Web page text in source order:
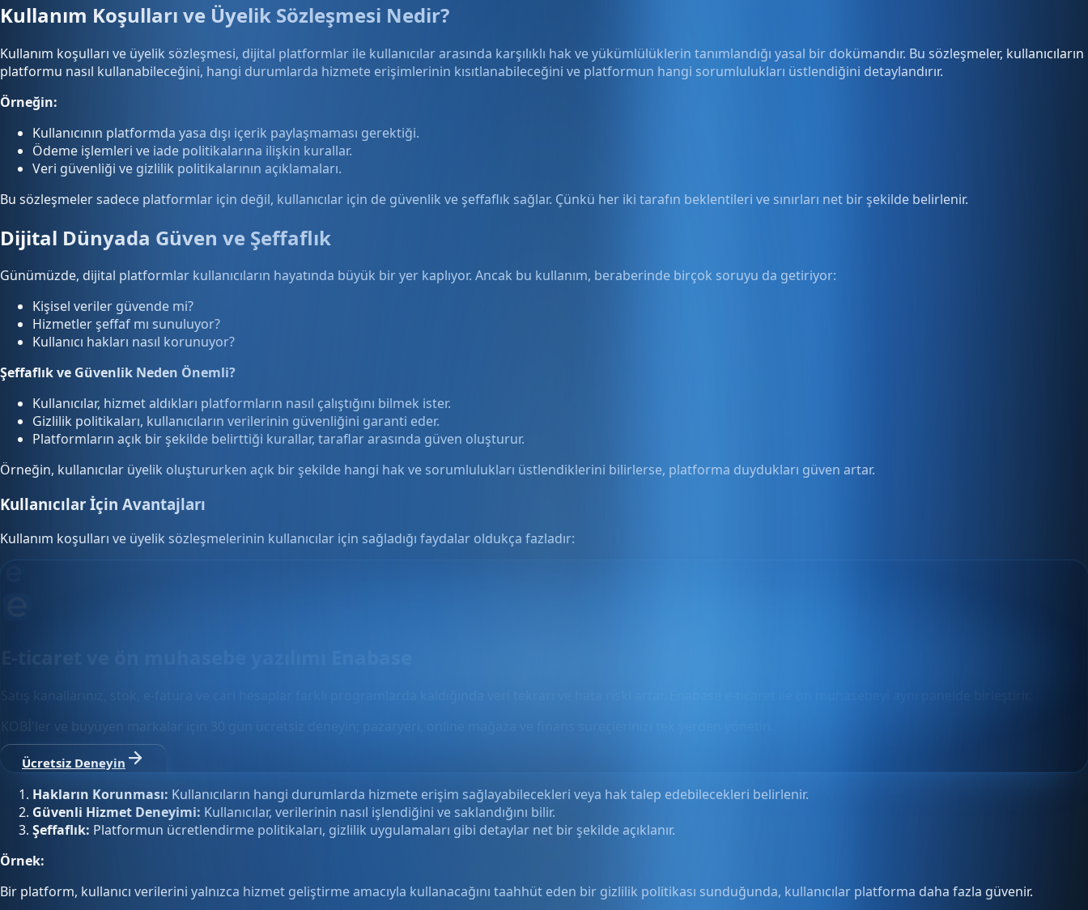
Kullanım Koşulları ve Üyelik Sözleşmesi Nedir?
Kullanım koşulları ve üyelik sözleşmesi, dijital platformlar ile kullanıcılar arasında karşılıklı hak ve yükümlülüklerin tanımlandığı yasal bir dokümandır. Bu sözleşmeler, kullanıcıların
platformu nasıl kullanabileceğini, hangi durumlarda hizmete erişimlerinin kısıtlanabileceğini ve platformun hangi sorumlulukları üstlendiğini detaylandırır.
Örneğin:
Kullanıcının platformda yasa dışı içerik paylaşmaması gerektiği.
Ödeme işlemleri ve iade politikalarına ilişkin kurallar.
Veri güvenliği ve gizlilik politikalarının açıklamaları.
Bu sözleşmeler sadece platformlar için değil, kullanıcılar için de güvenlik ve şeffaflık sağlar. Çünkü her iki tarafın beklentileri ve sınırları net bir şekilde belirlenir.
Dijital Dünyada Güven ve Şeffaflık
Günümüzde, dijital platformlar kullanıcıların hayatında büyük bir yer kaplıyor. Ancak bu kullanım, beraberinde birçok soruyu da getiriyor:
Kişisel veriler güvende mi?
Hizmetler şeffaf mı sunuluyor?
Kullanıcı hakları nasıl korunuyor?
Şeffaflık ve Güvenlik Neden Önemli?
Kullanıcılar, hizmet aldıkları platformların nasıl çalıştığını bilmek ister.
Gizlilik politikaları, kullanıcıların verilerinin güvenliğini garanti eder.
Platformların açık bir şekilde belirttiği kurallar, taraflar arasında güven oluşturur.
Örneğin, kullanıcılar üyelik oluştururken açık bir şekilde hangi hak ve sorumlulukları üstlendiklerini bilirlerse, platforma duydukları güven artar.
Kullanıcılar İçin Avantajları
Kullanım koşulları ve üyelik sözleşmelerinin kullanıcılar için sağladığı faydalar oldukça fazladır:
Ücretsiz Deneyin
Hakların Korunması: Kullanıcıların hangi durumlarda hizmete erişim sağlayabilecekleri veya hak talep edebilecekleri belirlenir.
Güvenli Hizmet Deneyimi: Kullanıcılar, verilerinin nasıl işlendiğini ve saklandığını bilir.
Şeffaflık: Platformun ücretlendirme politikaları, gizlilik uygulamaları gibi detaylar net bir şekilde açıklanır.
Örnek:
Bir platform, kullanıcı verilerini yalnızca hizmet geliştirme amacıyla kullanacağını taahhüt eden bir gizlilik politikası sunduğunda, kullanıcılar platforma daha fazla güvenir.